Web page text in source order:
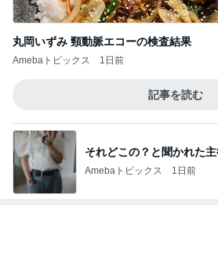
記事を読む
Amebaトピックス 1日前